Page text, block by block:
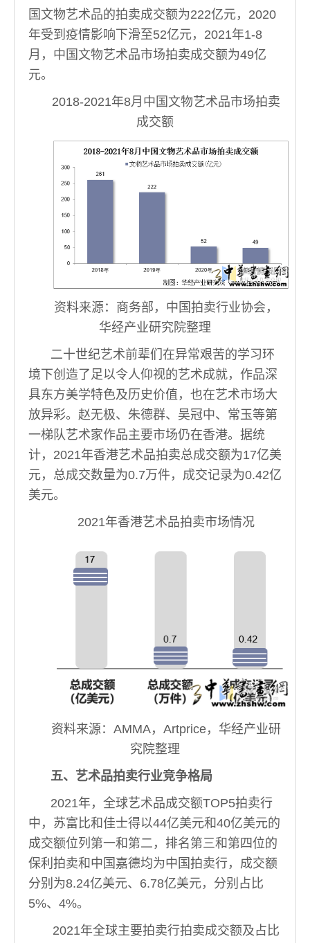
国文物艺术品的拍卖成交额为222亿元，2020
年受到疫情影响下滑至52亿元，2021年1-8
月，中国文物艺术品市场拍卖成交额为49亿
元。
2018-2021年8月中国文物艺术品市场拍卖
成交额
资料来源：商务部，中国拍卖行业协会，
华经产业研究院整理
二十世纪艺术前辈们在异常艰苦的学习环
境下创造了足以令人仰视的艺术成就，作品深
具东方美学特色及历史价值，也在艺术市场大
放异彩。赵无极、朱德群、吴冠中、常玉等第
一梯队艺术家作品主要市场仍在香港。据统
计，2021年香港艺术品拍卖总成交额为17亿美
元，总成交数量为0.7万件，成交记录为0.42亿
美元。
2021年香港艺术品拍卖市场情况
资料来源：AMMA，Artprice，华经产业研
究院整理
五、艺术品拍卖行业竞争格局
2021年，全球艺术品成交额TOP5拍卖行
中，苏富比和佳士得以44亿美元和40亿美元的
成交额位列第一和第二，排名第三和第四位的
保利拍卖和中国嘉德均为中国拍卖行，成交额
分别为8.24亿美元、6.78亿美元，分别占比
5%、4%。
2021年全球主要拍卖行拍卖成交额及占比